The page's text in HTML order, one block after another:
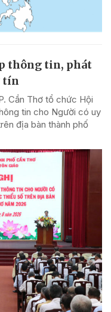
thông tin, phát
tín
Cần Thơ tổ chức Hội
tin cho Người có uy
địa bàn thành phố